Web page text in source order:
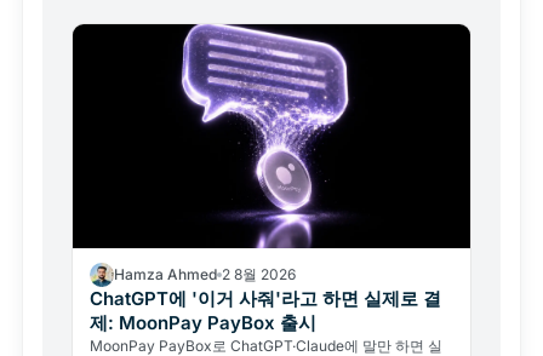
Hamza Ahmed 2 8월 2026
ChatGPT에 '이거 사줘'라고 하면 실제로 결
제: MoonPay PayBox 출시
MoonPay PayBox로 ChatGPT·Claude에 말만 하면 실